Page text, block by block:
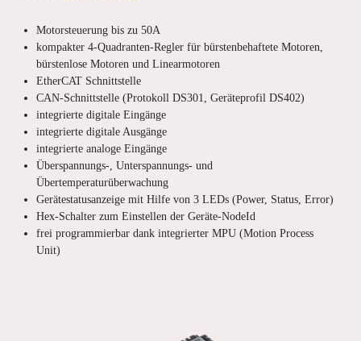
Motorsteuerung bis zu 50A
kompakter 4-Quadranten-Regler für bürstenbehaftete Motoren,
bürstenlose Motoren und Linearmotoren
EtherCAT Schnittstelle
CAN-Schnittstelle (Protokoll DS301, Geräteprofil DS402)
integrierte digitale Eingänge
integrierte digitale Ausgänge
integrierte analoge Eingänge
Überspannungs-, Unterspannungs- und
Übertemperaturüberwachung
Gerätestatusanzeige mit Hilfe von 3 LEDs (Power, Status, Error)
Hex-Schalter zum Einstellen der Geräte-NodeId
frei programmierbar dank integrierter MPU (Motion Process
Unit)